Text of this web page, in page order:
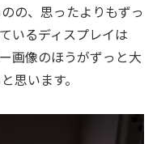
の、思ったよりもずっ
いるディスプレイは
画像のほうがずっと大
思います。